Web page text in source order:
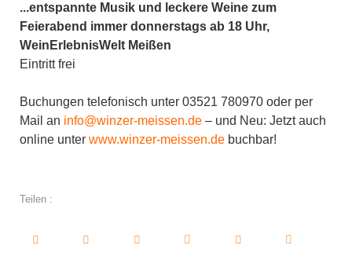
...entspannte Musik und leckere Weine zum
Feierabend immer donnerstags ab 18 Uhr,
WeinErlebnisWelt Meißen
Eintritt frei
Buchungen telefonisch unter 03521 780970 oder per
Mail an info@winzer-meissen.de – und Neu: Jetzt auch
online unter www.winzer-meissen.de buchbar!
Teilen :